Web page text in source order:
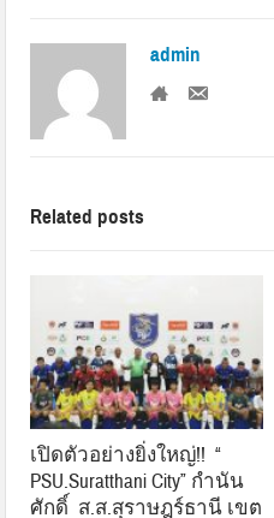
admin
Related posts
เปิดตัวอย่างยิ่งใหญ่!! “
PSU.Suratthani City” กำนัน
ศักดิ์ ส.ส.สุราษฎร์ธานี เขต